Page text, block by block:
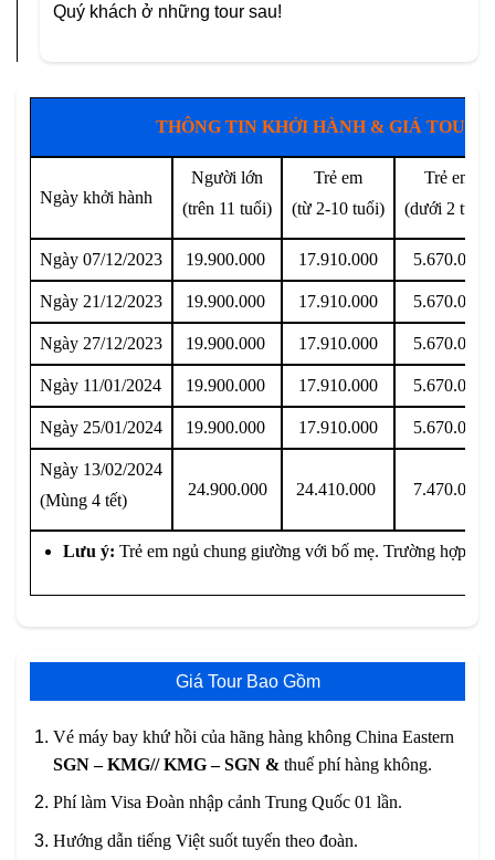
Quý khách ở những tour sau!
THÔNG TIN KHỞI HÀNH & GIÁ TOUR
Ngày khởi hành
Người lớn
(trên 11 tuổi)
Trẻ em
(từ 2-10 tuổi)
Trẻ em
(dưới 2 tuổi)
Ngày 07/12/2023 19.900.000 17.910.000 5.670.000
Ngày 21/12/2023 19.900.000 17.910.000 5.670.000
Ngày 27/12/2023 19.900.000 17.910.000 5.670.000
Ngày 11/01/2024 19.900.000 17.910.000 5.670.000
Ngày 25/01/2024 19.900.000 17.910.000 5.670.000
Ngày 13/02/2024
(Mùng 4 tết)
24.900.000 24.410.000 7.470.000
Lưu ý: Trẻ em ngủ chung giường với bố mẹ. Trường hợp
Giá Tour Bao Gồm
Vé máy bay khứ hồi của hãng hàng không China Eastern
SGN – KMG// KMG – SGN & thuế phí hàng không.
Phí làm Visa Đoàn nhập cảnh Trung Quốc 01 lần.
Hướng dẫn tiếng Việt suốt tuyến theo đoàn.